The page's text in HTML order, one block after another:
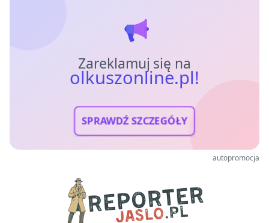
Zareklamuj się na
olkuszonline.pl!
SPRAWDŹ SZCZEGÓŁY
autopromocja